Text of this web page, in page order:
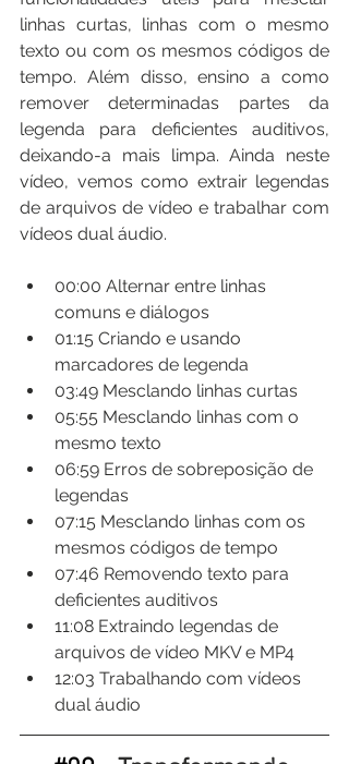
linhas curtas, linhas com o mesmo
texto ou com os mesmos códigos de
tempo. Além disso, ensino a como
remover determinadas partes da
legenda para deficientes auditivos,
deixando-a mais limpa. Ainda neste
vídeo, vemos como extrair legendas
de arquivos de vídeo e trabalhar com
vídeos dual áudio.
00:00​ Alternar entre linhas
comuns e diálogos
01:15​ Criando e usando
marcadores de legenda
03:49​ Mesclando linhas curtas
05:55​ Mesclando linhas com o
mesmo texto
06:59​ Erros de sobreposição de
legendas
07:15​ Mesclando linhas com os
mesmos códigos de tempo
07:46​ Removendo texto para
deficientes auditivos
11:08​ Extraindo legendas de
arquivos de vídeo MKV e MP4
12:03​ Trabalhando com vídeos
dual áudio